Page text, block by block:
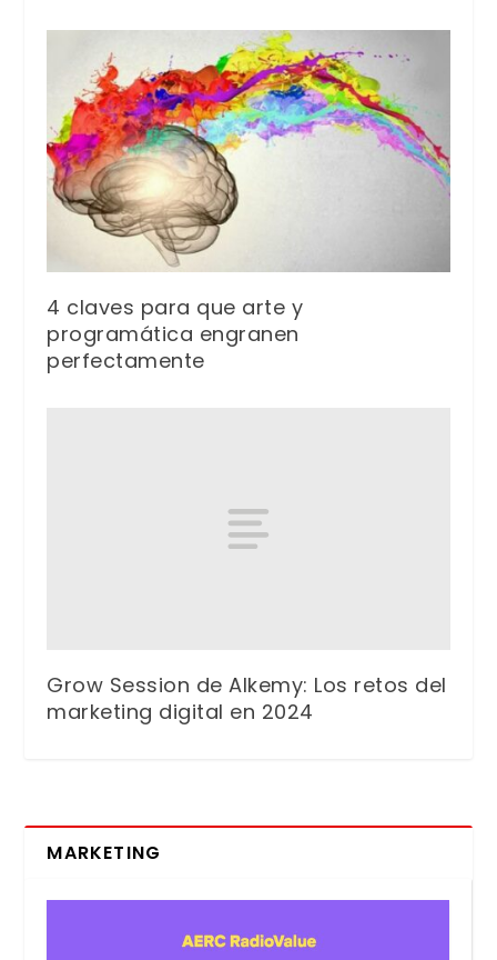
4 claves para que arte y
programática engranen
perfectamente
Grow Session de Alkemy: Los retos del
marketing digital en 2024
MARKETING